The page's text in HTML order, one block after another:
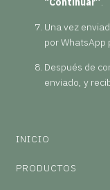
Una vez
por WhatsApp
Después de
enviado, y
INICIO
PRODUCTOS